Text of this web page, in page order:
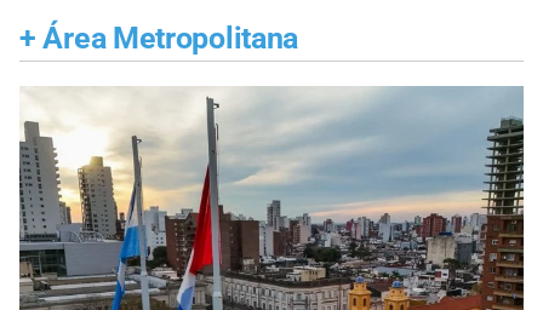
+ Área Metropolitana